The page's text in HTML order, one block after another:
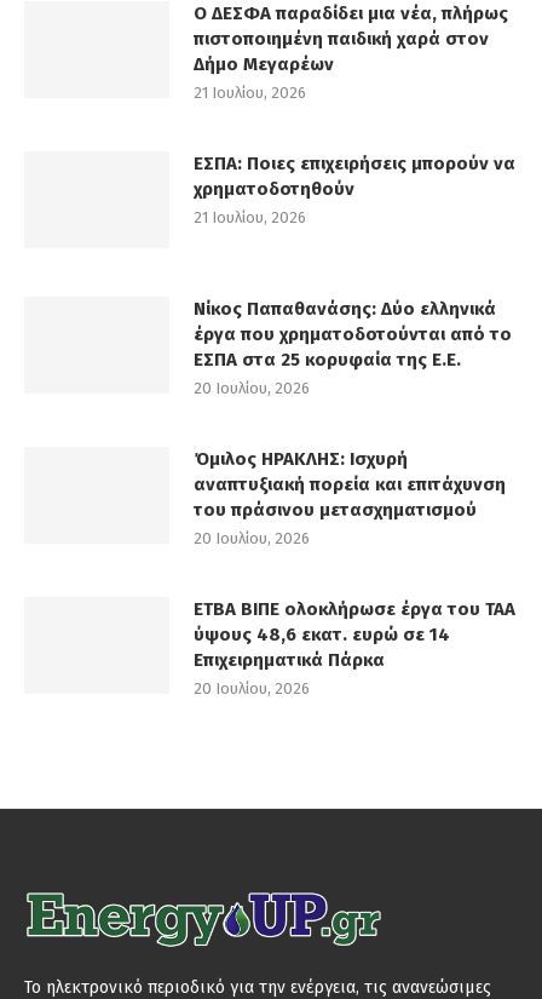
Ο ΔΕΣΦΑ παραδίδει μια νέα, πλήρως
πιστοποιημένη παιδική χαρά στον
Δήμο Μεγαρέων
21 Ιουλίου, 2026
ΕΣΠΑ: Ποιες επιχειρήσεις μπορούν να
χρηματοδοτηθούν
21 Ιουλίου, 2026
Νίκος Παπαθανάσης: Δύο ελληνικά
έργα που χρηματοδοτούνται από το
ΕΣΠΑ στα 25 κορυφαία της Ε.Ε.
20 Ιουλίου, 2026
Όμιλος ΗΡΑΚΛΗΣ: Ισχυρή
αναπτυξιακή πορεία και επιτάχυνση
του πράσινου μετασχηματισμού
20 Ιουλίου, 2026
ΕΤΒΑ ΒΙΠΕ ολοκλήρωσε έργα του ΤΑΑ
ύψους 48,6 εκατ. ευρώ σε 14
Επιχειρηματικά Πάρκα
20 Ιουλίου, 2026
Το ηλεκτρονικό περιοδικό για την ενέργεια, τις ανανεώσιμες